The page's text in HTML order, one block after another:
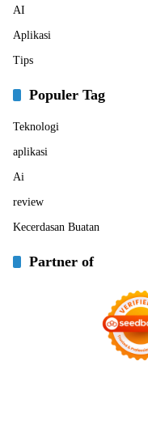
AI
Aplikasi
Tips
Populer Tag
Teknologi
aplikasi
Ai
review
Kecerdasan Buatan
Partner of